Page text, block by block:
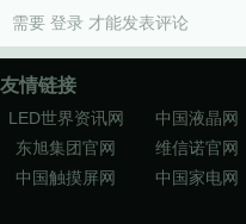
需要 登录 才能发表评论
友情链接
LED世界资讯网 中国液晶网
东旭集团官网
维信诺官网
中国触摸屏网
中国家电网